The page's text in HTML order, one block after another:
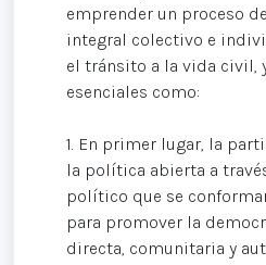
emprender un proceso
integral colectivo e
el tránsito a la vida civil,
esenciales como:
1. En primer lugar, la
la política abierta a
político que se
para promover la
directa, comunitaria y